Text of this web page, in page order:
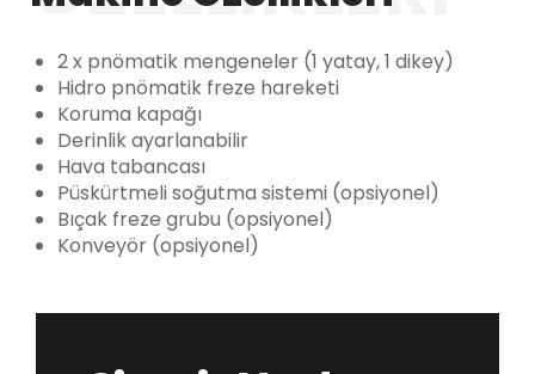
2 x pnömatik mengeneler (1 yatay, 1 dikey)
Hidro pnömatik freze hareketi
Koruma kapağı
Derinlik ayarlanabilir
Hava tabancası
Püskürtmeli soğutma sistemi (opsiyonel)
Bıçak freze grubu (opsiyonel)
Konveyör (opsiyonel)